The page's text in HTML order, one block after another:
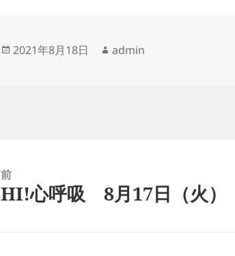
投
2021年8月18日
作
admin
前
前
HI!心呼吸 8月17日（火）